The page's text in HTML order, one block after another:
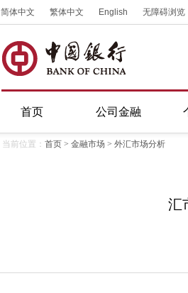
简体中文 繁体中文 English 无障碍浏览
首页 公司金融
当前位置： 首页 > 金融市场 > 外汇市场分析
汇